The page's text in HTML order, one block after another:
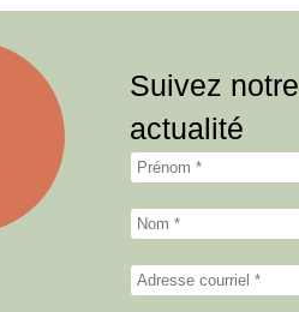
Suivez notre
actualité